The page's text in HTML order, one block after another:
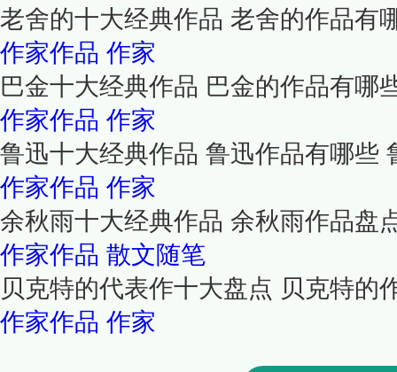
老舍的十大经典作品 老舍的作品有
作家作品 作家
巴金十大经典作品 巴金的作品有哪
作家作品 作家
鲁迅十大经典作品 鲁迅作品有哪些
作家作品 作家
余秋雨十大经典作品 余秋雨作品盘
作家作品 散文随笔
贝克特的代表作十大盘点 贝克特的
作家作品 作家